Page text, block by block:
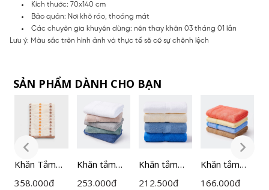
Kích thước: 70x140 cm
Bảo quản: Nơi khô ráo, thoáng mát
Các chuyên gia khuyên dùng: nên thay khăn 03 tháng 01 lần
Lưu ý: Màu sắc trên hình ảnh và thực tế sẽ có sự chênh lệch
SẢN PHẨM DÀNH CHO BẠN
Khăn Tắm
Salina 100%
358.000đ
Khăn tắm
60x120cm
253.000đ
Khăn tắm
50x100cm
212.500đ
Khăn tắm
50x100cm
166.000đ